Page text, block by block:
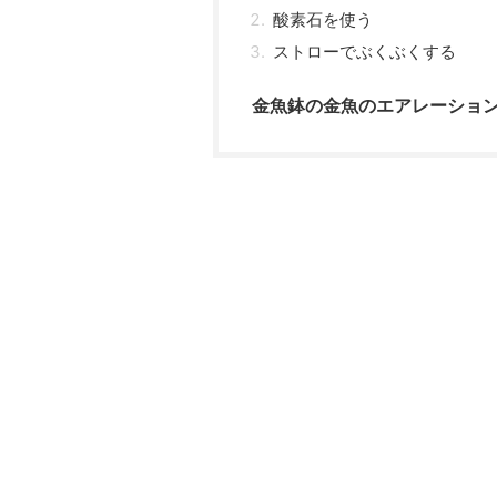
酸素石を使う
ストローでぶくぶくする
金魚鉢の金魚のエアレーショ